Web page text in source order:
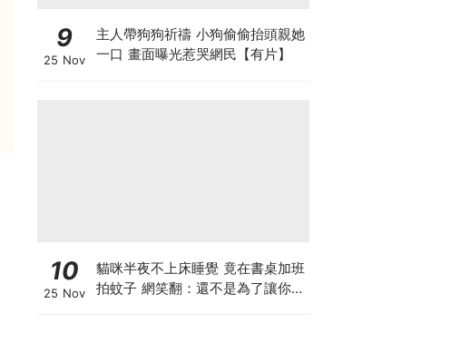
9
25 Nov
主人帶狗狗祈禱 小狗偷偷抬頭親她
一口 畫面曝光惹哭網民【有片】
10
25 Nov
貓咪半夜不上床睡覺 竟在書桌加班
拍蚊子 網笑翻：還不是為了讓你睡